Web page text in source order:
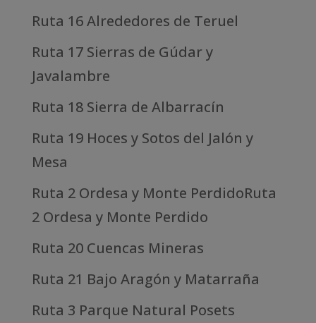
Ruta 16 Alrededores de Teruel
Ruta 17 Sierras de Gúdar y
Javalambre
Ruta 18 Sierra de Albarracín
Ruta 19 Hoces y Sotos del Jalón y
Mesa
Ruta 2 Ordesa y Monte PerdidoRuta
2 Ordesa y Monte Perdido
Ruta 20 Cuencas Mineras
Ruta 21 Bajo Aragón y Matarraña
Ruta 3 Parque Natural Posets